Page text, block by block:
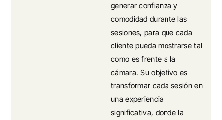
generar confianza y
comodidad durante las
sesiones, para que cada
cliente pueda mostrarse tal
como es frente a la
cámara. Su objetivo es
transformar cada sesión en
una experiencia
significativa, donde la